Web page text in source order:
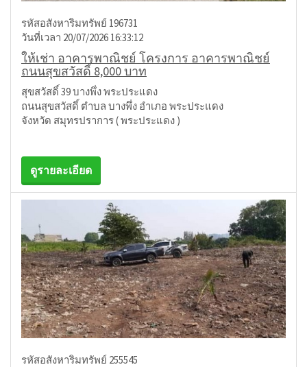
รหัสอสังหาริมทรัพย์ 196731
วันที่เวลา 20/07/2026 16:33:12
ให้เช่า อาคารพาณิชย์ โครงการ อาคารพาณิชย์
ถนนสุขสวัสดิ์ 8,000 บาท
สุขสวัสดิ์ 39 บางพึ่ง พระประแดง
ถนนสุขสวัสดิ์ ตำบล บางพึ่ง อำเภอ พระประแดง
จังหวัด สมุทรปราการ ( พระประแดง )
ดูรายละเอียด
รหัสอสังหาริมทรัพย์ 255545